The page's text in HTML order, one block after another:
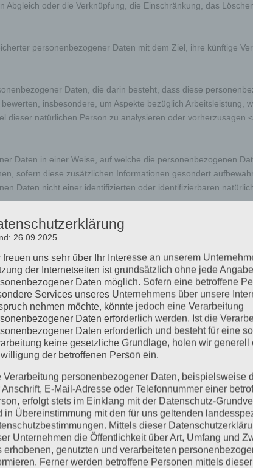
oder die Verknüpfung, die Einschränkung, das
personenbezogener Daten mit dem Ziel, ihre künftige
Daten, die darin besteht, dass diese
insbesondere, um Aspekte bezüglich Arbeitsleistung,
dieser natürlichen Person zu analysieren oder
Daten in einer Weise, auf welche die personenbezogenen
sofern diese zusätzlichen Informationen gesondert
Daten nicht einer identifizierten oder identifizierbaren
h4>
ist die natürliche oder juristische Person, Behörde,
Daten entscheidet. Sind die Zwecke und Mittel dieser
können die bestimmten Kriterien seiner Benennung nach
Behörde, Einrichtung oder andere Stelle, die
Einrichtung oder andere Stelle, der personenbezogene
eines bestimmten Untersuchungsauftrags nach dem
Empfänger.</li>
oder andere Stelle außer der betroffenen Person,
oder des Auftragsverarbeiters befugt sind, die
26.09.2025
freuen uns sehr über Ihr Interesse an unserem
der Internetseiten ist grundsätzlich ohne jede Angabe
Daten möglich. Sofern eine betroffene
Services unseres Unternehmens über unsere
nehmen möchte, könnte jedoch eine Verarbeitung
Daten erforderlich werden. Ist die
Daten erforderlich und besteht für eine
keine gesetzliche Grundlage, holen wir generell
der betroffenen Person ein.
Verarbeitung personenbezogener Daten, beispielsweise
Anschrift, E-Mail-Adresse oder Telefonnummer einer
erfolgt stets im Einklang mit der Datenschutz-
in Übereinstimmung mit den für uns geltenden
Mittels dieser
Unternehmen die Öffentlichkeit über Art, Umfang und
erhobenen, genutzten und verarbeiteten
Ferner werden betroffene Personen mittels dieser